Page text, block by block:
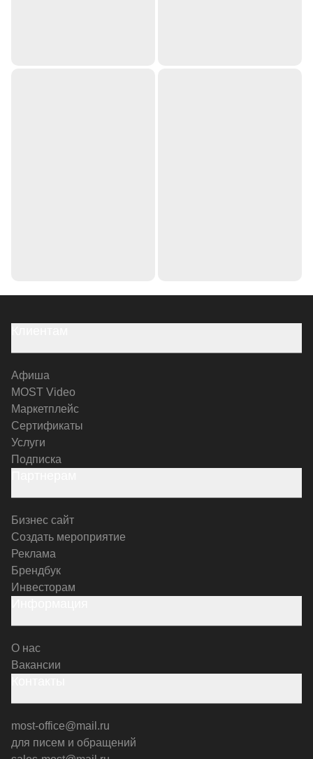
Афиша
MOST Video
Маркетплейс
Сертификаты
Услуги
Подписка
Бизнес сайт
Создать мероприятие
Реклама
Брендбук
Инвесторам
О нас
Вакансии
most-office@mail.ru
для писем и обращений